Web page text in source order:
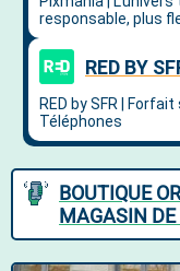
BOUTIQUE
MAGASIN